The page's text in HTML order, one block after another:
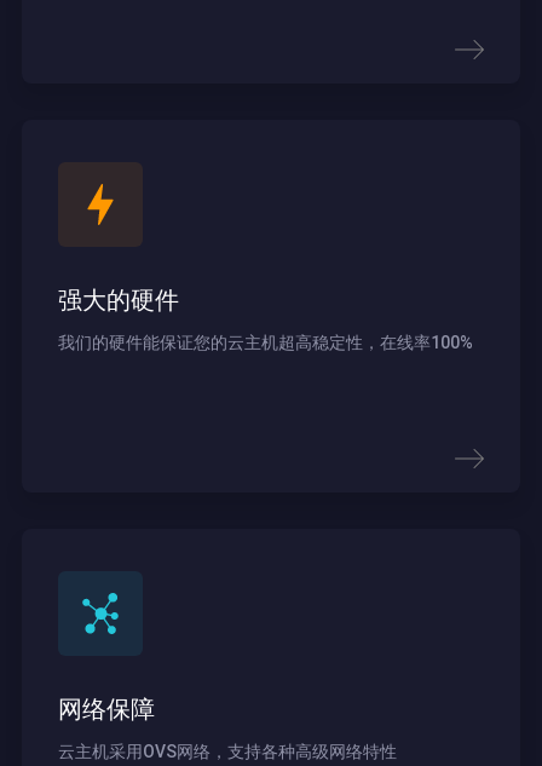
强大的硬件
我们的硬件能保证您的云主机超高稳定性，在线率100%
网络保障
云主机采用OVS网络，支持各种高级网络特性